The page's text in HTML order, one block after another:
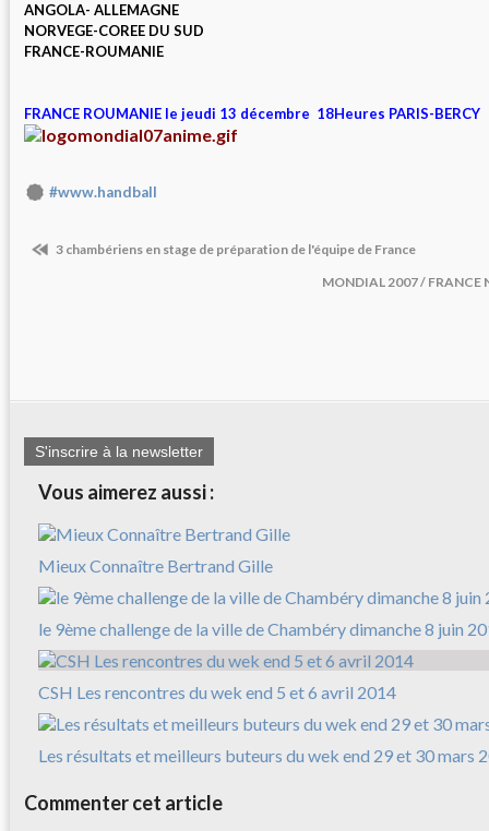
ANGOLA- ALLEMAGNE
NORVEGE-COREE DU SUD
FRANCE-ROUMANIE
FRANCE ROUMANIE le jeudi 13 décembre 18Heures PARIS-BERCY
#www.handball
3 chambériens en stage de préparation de l'équipe de France
MONDIAL 2007 / FRANCE
S'inscrire à la newsletter
Vous aimerez aussi :
Mieux Connaître Bertrand Gille
le 9ème challenge de la ville de Chambéry dimanche 8 juin
CSH Les rencontres du wek end 5 et 6 avril 2014
Les résultats et meilleurs buteurs du wek end 29 et 30 mars
Commenter cet article